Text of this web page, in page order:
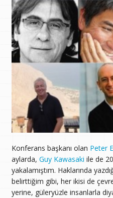
Konferans başkanı olan Peter
aylarda, Guy Kawasaki ile de
yakalamıştım. Haklarında
belirttiğim gibi, her ikisi de
yerine, güleryüzle insanlarla